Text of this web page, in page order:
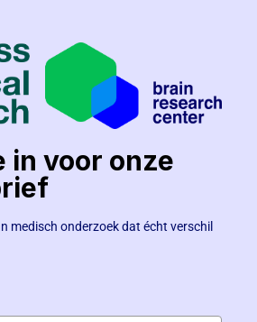
in voor onze
medisch onderzoek dat écht verschil